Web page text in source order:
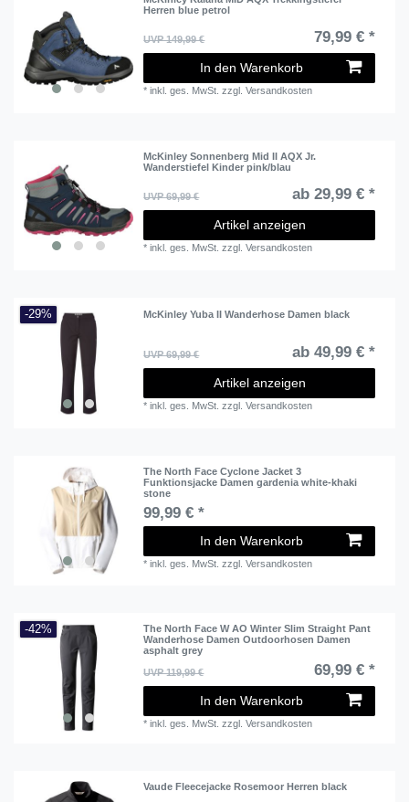
Herren blue petrol
UVP 149,99 € 79,99 € *
In den Warenkorb
*inkl. ges. MwSt. zzgl.Versandkosten
McKinley Sonnenberg Mid II AQX Jr.
Wanderstiefel Kinder pink/blau
UVP 69,99 € ab 29,99 € *
Artikel anzeigen
*inkl. ges. MwSt. zzgl.Versandkosten
-29% McKinley Yuba II Wanderhose Damen black
UVP 69,99 € ab 49,99 € *
Artikel anzeigen
*inkl. ges. MwSt. zzgl.Versandkosten
The North Face Cyclone Jacket 3
Funktionsjacke Damen gardenia white-khaki
stone
99,99 € *
In den Warenkorb
*inkl. ges. MwSt. zzgl.Versandkosten
-42%
The North Face W AO Winter Slim Straight Pant
Wanderhose Damen Outdoorhosen Damen
asphalt grey
UVP 119,99 €
69,99 € *
In den Warenkorb
*inkl. ges. MwSt. zzgl.Versandkosten
Vaude Fleecejacke Rosemoor Herren black